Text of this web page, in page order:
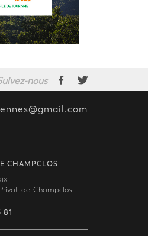
nous
CHAMPCLOS
de-Champclos